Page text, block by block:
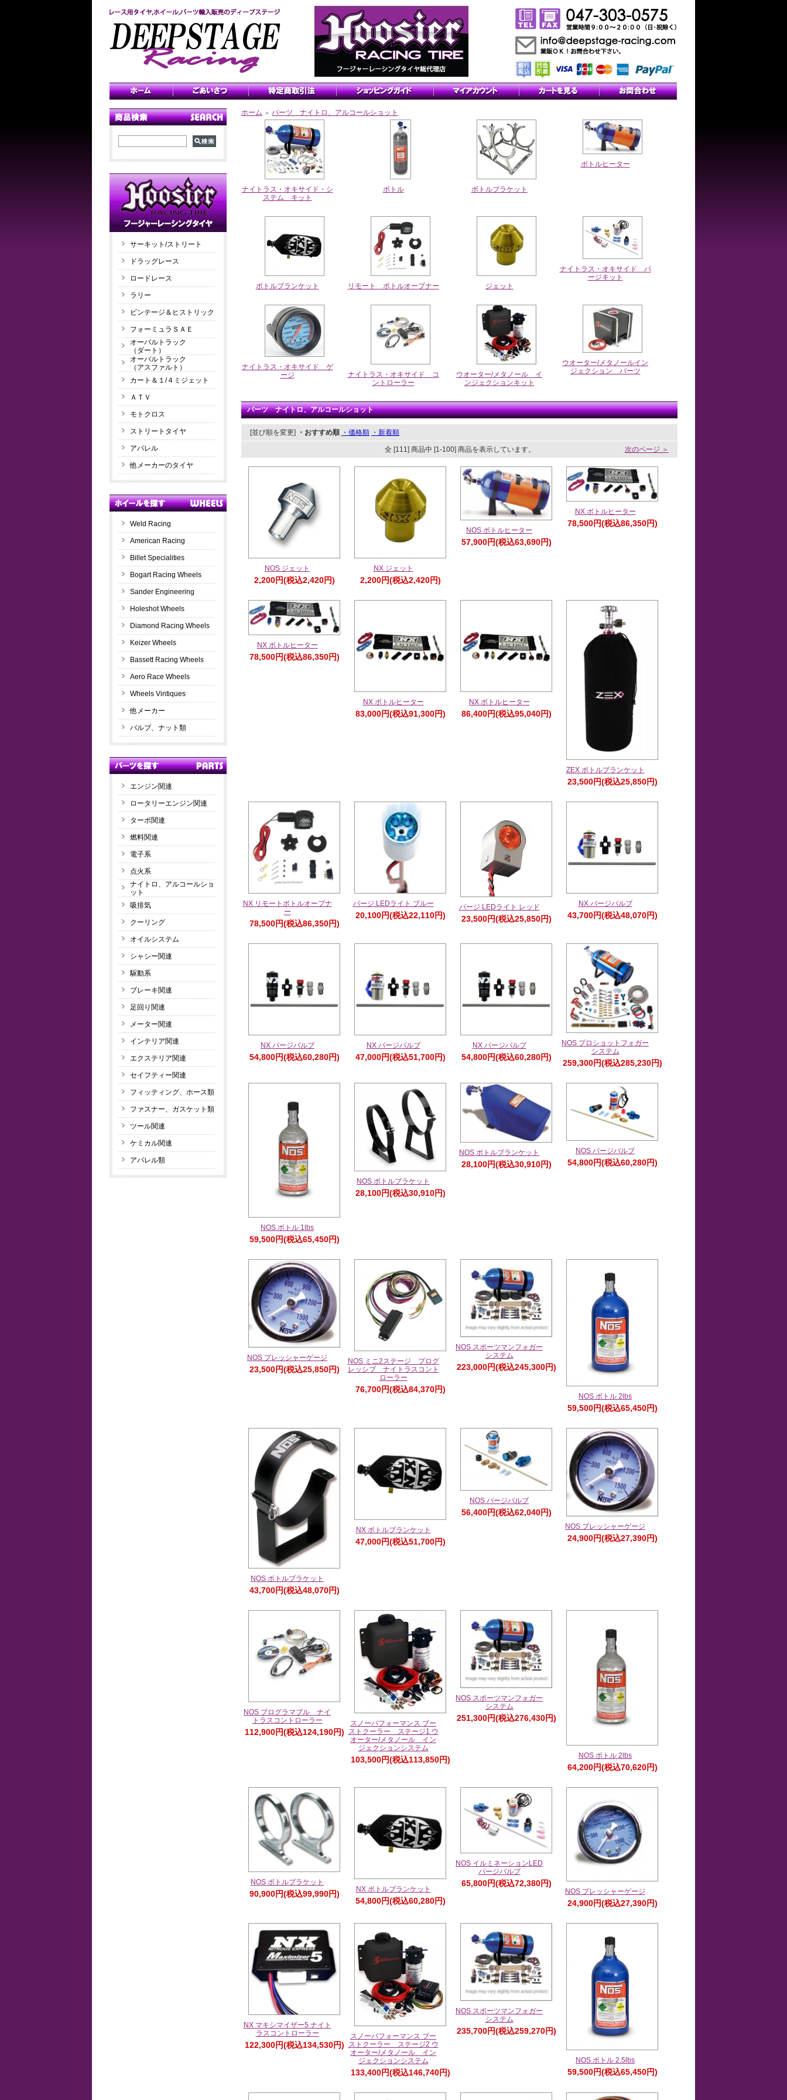
サーキット/ストリート
ドラッグレース
ロードレース
ラリー
ビンテージ＆ヒストリック
フォーミュラＳＡＥ
オーバルトラック
（ダート）
オーバルトラック
（アスファルト）
カート＆１/４ミジェット
ＡＴＶ
モトクロス
ストリートタイヤ
アパレル
他メーカーのタイヤ
Weld Racing
American Racing
Billet Specialities
Bogart Racing Wheels
Sander Engineering
Holeshot Wheels
Diamond Racing Wheels
Keizer Wheels
Bassett Racing Wheels
Aero Race Wheels
Wheels Vintiques
他メーカー
バルブ、ナット類
エンジン関連
ロータリーエンジン関連
ターボ関連
燃料関連
電子系
点火系
ナイトロ、アルコールショ
ット
吸排気
クーリング
オイルシステム
シャシー関連
駆動系
ブレーキ関連
足回り関連
メーター関連
インテリア関連
エクステリア関連
セイフティー関連
フィッティング、ホース類
ファスナー、ガスケット類
ツール関連
ケミカル関連
アパレル類
ホーム ＞ パーツ ナイトロ、アルコールショット
ナイトラス・オキサイド・シ
ステム キット
ボトル ボトルブラケット
ボトルヒーター
ボトルブランケット リモート ボトルオープナー ジェット
ナイトラス・オキサイド パ
ージキット
ナイトラス・オキサイド ゲ
ージ
ナイトラス・オキサイド コ
ントローラー
ウオーター/メタノール イ
ンジェクションキット
ウオーター/メタノールイン
ジェクション パーツ
パーツ ナイトロ、アルコールショット
[並び順を変更] ・おすすめ順 ・価格順 ・新着順
全 [111] 商品中 [1-100] 商品を表示しています。 次のページ ＞
NOS ジェット
2,200円(税込2,420円)
NX ジェット
2,200円(税込2,420円)
NOS ボトルヒーター
57,900円(税込63,690円)
NX ボトルヒーター
78,500円(税込86,350円)
NX ボトルヒーター
78,500円(税込86,350円)
NX ボトルヒーター
83,000円(税込91,300円)
NX ボトルヒーター
86,400円(税込95,040円)
ZEX ボトルブランケット
23,500円(税込25,850円)
NX リモートボトルオープナ
ー
78,500円(税込86,350円)
パージ LEDライト ブルー
20,100円(税込22,110円)
パージ LEDライト レッド
23,500円(税込25,850円)
NX パージバルブ
43,700円(税込48,070円)
NX パージバルブ
54,800円(税込60,280円)
NX パージバルブ
47,000円(税込51,700円)
NX パージバルブ
54,800円(税込60,280円)
NOS プロショットフォガー
システム
259,300円(税込285,230円)
NOS ボトル 1lbs
59,500円(税込65,450円)
NOS ボトルブラケット
28,100円(税込30,910円)
NOS ボトルブランケット
28,100円(税込30,910円)
NOS パージバルブ
54,800円(税込60,280円)
NOS プレッシャーゲージ
23,500円(税込25,850円)
NOS ミニ2ステージ プログ
レッシブ ナイトラスコント
ローラー
76,700円(税込84,370円)
NOS スポーツマンフォガー
システム
223,000円(税込245,300円)
NOS ボトル 2lbs
59,500円(税込65,450円)
NOS ボトルブラケット
43,700円(税込48,070円)
NX ボトルブランケット
47,000円(税込51,700円)
NOS パージバルブ
56,400円(税込62,040円)
NOS プレッシャーゲージ
24,900円(税込27,390円)
NOS プログラマブル ナイ
トラスコントローラー
112,900円(税込124,190円)
スノーパフォーマンス ブー
ストクーラー ステージ1 ウ
オーター/メタノール イン
ジェクションシステム
103,500円(税込113,850円)
NOS スポーツマンフォガー
システム
251,300円(税込276,430円)
NOS ボトル 2lbs
64,200円(税込70,620円)
NOS ボトルブラケット
90,900円(税込99,990円) NX ボトルブランケット
54,800円(税込60,280円)
NOS イルミネーションLED
パージバルブ
65,800円(税込72,380円)
NOS プレッシャーゲージ
24,900円(税込27,390円)
NX マキシマイザー5 ナイト
ラスコントローラー
122,300円(税込134,530円)
スノーパフォーマンス ブー
ストクーラー ステージ2 ウ
オーター/メタノール イン
ジェクションシステム
133,400円(税込146,740円)
NOS スポーツマンフォガー
システム
235,700円(税込259,270円)
NOS ボトル 2.5lbs
59,500円(税込65,450円)